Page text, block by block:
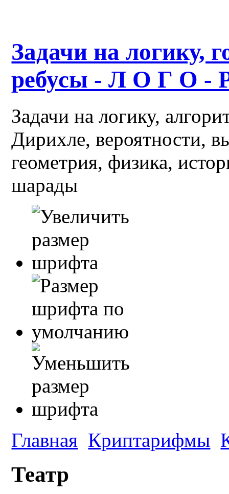
Задачи на логику,
ребусы - Л О Г О -
Задачи на логику,
Дирихле, вероятности,
геометрия, физика,
шарады
Главная Криптарифмы
Театр